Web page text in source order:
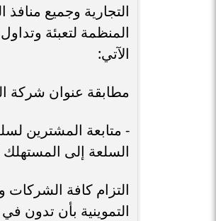
التجارية وجميع منافذ
المنظمة لتعبئة
الآتي:
مطابقة عنوان شركة
- متابعة المشترين
السلعة إلى المستهلك
التزام كافة الشركات
التموينية بأن تدون